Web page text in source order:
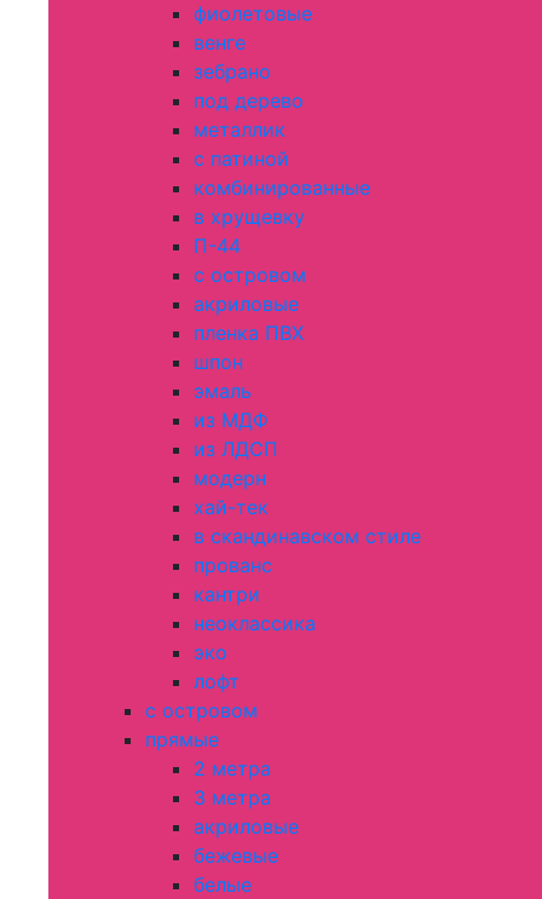
фиолетовые
венге
зебрано
под дерево
металлик
с патиной
комбинированные
в хрущевку
П-44
с островом
акриловые
пленка ПВХ
шпон
эмаль
из МДФ
из ЛДСП
модерн
хай-тек
в скандинавском стиле
прованс
кантри
неоклассика
эко
лофт
с островом
прямые
2 метра
3 метра
акриловые
бежевые
белые